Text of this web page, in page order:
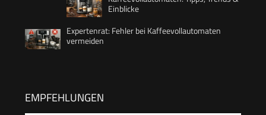
Einblicke
Expertenrat: Fehler bei Kaffeevollautomaten
vermeiden
EMPFEHLUNGEN